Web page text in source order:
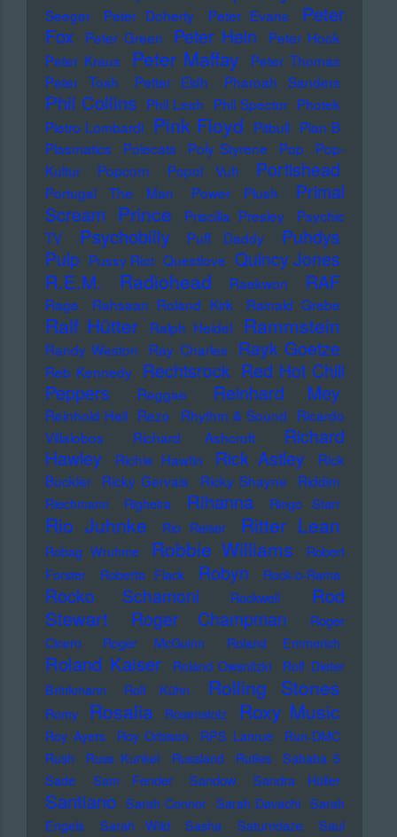
Seeger
Peter Doherty Peter Evans
Peter
Fox
Peter Green Peter Hein
Peter Hook
Peter Kraus
Peter Maffay
Peter Thomas
Peter Tosh
Petter Eldh Pharoah Sanders
Phil Collins Phil Lesh Phil Spector Photek
Pietro Lombardi
Pink Floyd Pitbull Plan B
Plasmatics
Polecats Poly Styrene Pop
Pop-
Kultur
Popcorn Popol Vuh Portishead
Portugal The Man Power Plush
Primal
Scream
Prince Priscilla Presley
Psychic
TV
Psychobilly Puff Daddy
Puhdys
Pulp Pussy Riot Questlove Quincy Jones
R.E.M. Radiohead Raekwon RAF
Rage Rahsaan Roland Kirk Rainald Grebe
Ralf Hütter Ralph Heidel Rammstein
Randy Weston Ray Charles Rayk Goetze
Reb Kennedy Rechtsrock Red Hot Chili
Peppers
Reggae Reinhard Mey
Reinhold Heil Rezo Rhythm & Sound Ricardo
Villalobos
Richard Ashcroft
Richard
Hawley
Richie Hawtin Rick Astley
Rick
Buckler
Ricky Gervais Ricky Shayne Riddim
Riechmann Righeira Rihanna Ringo Starr
Rio Juhnke Rio Reiser Ritter Lean
Robag Wruhme Robbie Williams
Robert
Forster
Roberta Flack Robyn Rock-o-Rama
Rocko Schamoni Rockwell
Rod
Stewart
Roger Champman
Roger
Cicero
Roger McGuinn Roland Emmerich
Roland Kaiser Roland Owsnitzki
Rolf Dieter
Brinkmann
Rolf Kühn Rolling Stones
Romy Rosalia Rosenstolz Roxy Music
Roy Ayers Roy Orbison RPS Lanrue
Run-DMC
Rush
Russ Kunkel Russland Rutles
Sababa 5
Sade
Sam Fender Sandow Sandra Hüller
Santiano Sarah Connor Sarah Davachi Sarah
Engels
Sarah Wild Sasha Saturndaze
Saul